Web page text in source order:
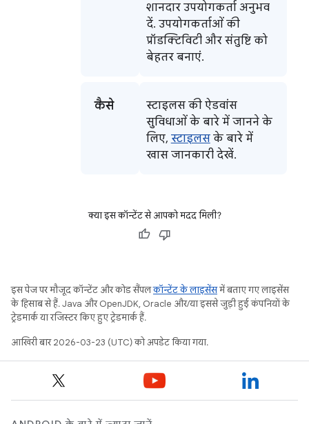
शानदार उपयोगकर्ता अनुभव
दें. उपयोगकर्ताओं की
प्रॉडक्टिविटी और संतुष्टि को
बेहतर बनाएं.
कैसे
स्टाइलस की ऐडवांस
सुविधाओं के बारे में जानने के
लिए, स्टाइलसके बारे में
खास जानकारी देखें.
क्या इस कॉन्टेंट से आपको मदद मिली?
इस पेज पर मौजूद कॉन्टेंट और कोड सैंपलकॉन्टेंट के लाइसेंसमें बताए गए लाइसेंस
के हिसाब से हैं. Java और OpenJDK, Oracle और/या इससे जुड़ी हुई कंपनियों के
ट्रेडमार्क या रजिस्टर किए हुए ट्रेडमार्क हैं.
आखिरी बार 2026-03-23 (UTC) को अपडेट किया गया.